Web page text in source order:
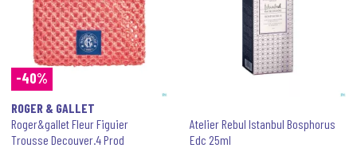
-40%
ROGER & GALLET
Roger&gallet Fleur Figuier
Trousse Decouver.4 Prod
Atelier Rebul Istanbul Bosphorus
Edc 25ml